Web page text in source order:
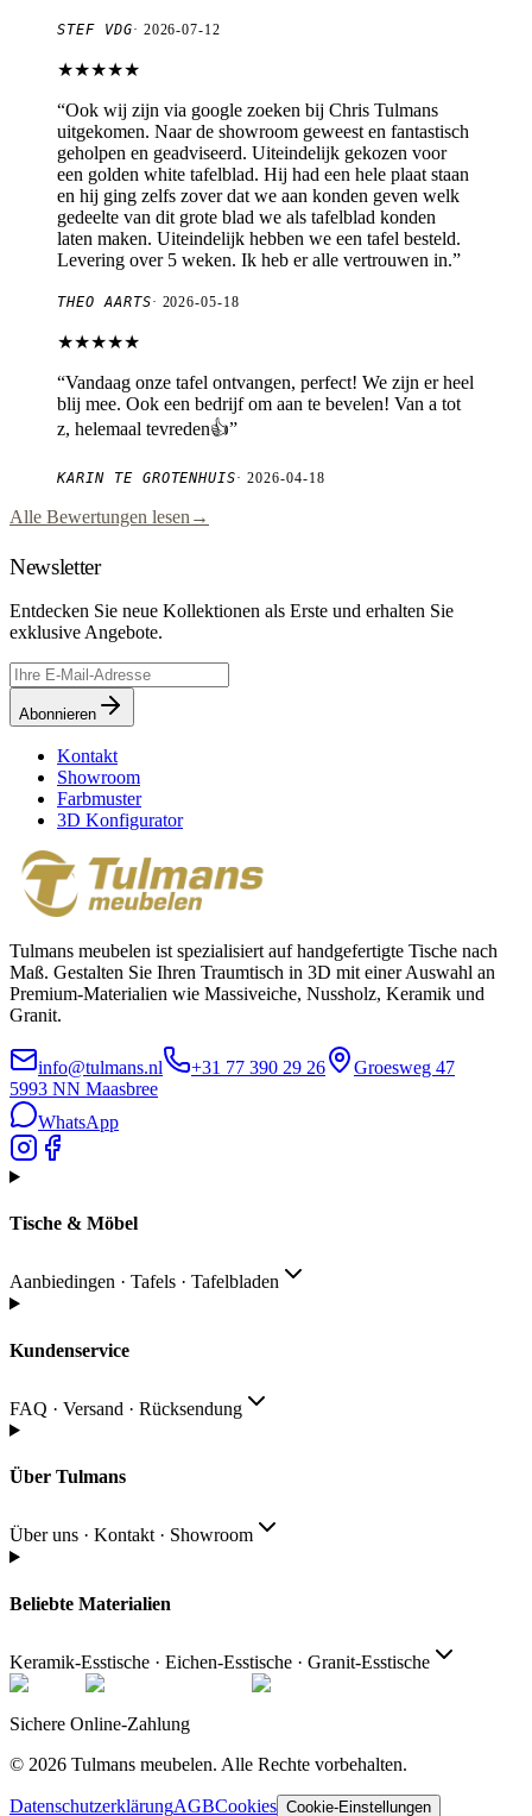
STEF VDG· 2026-07-12
★★★★★
“Ook wij zijn via google zoeken bij Chris Tulmans
uitgekomen. Naar de showroom geweest en fantastisch
geholpen en geadviseerd. Uiteindelijk gekozen voor
een golden white tafelblad. Hij had een hele plaat staan
en hij ging zelfs zover dat we aan konden geven welk
gedeelte van dit grote blad we als tafelblad konden
laten maken. Uiteindelijk hebben we een tafel besteld.
Levering over 5 weken. Ik heb er alle vertrouwen in.”
THEO AARTS· 2026-05-18
★★★★★
“Vandaag onze tafel ontvangen, perfect! We zijn er heel
blij mee. Ook een bedrijf om aan te bevelen! Van a tot
z, helemaal tevreden👍”
KARIN TE GROTENHUIS·2026-04-18
Alle Bewertungen lesen→
Newsletter
Entdecken Sie neue Kollektionen als Erste und erhalten Sie
exklusive Angebote.
Abonnieren
Kontakt
Showroom
Farbmuster
3D Konfigurator
Tulmans meubelen ist spezialisiert auf handgefertigte Tische nach
Maß. Gestalten Sie Ihren Traumtisch in 3D mit einer Auswahl an
Premium-Materialien wie Massiveiche, Nussholz, Keramik und
Granit.
info@tulmans.nl +31 77 390 29 26
Groesweg 47
5993 NN Maasbree
WhatsApp
Tische & Möbel
Aanbiedingen · Tafels · Tafelbladen
Kundenservice
FAQ · Versand · Rücksendung
Über Tulmans
Über uns · Kontakt · Showroom
Beliebte Materialien
Keramik-Esstische · Eichen-Esstische · Granit-Esstische
Sichere Online-Zahlung
© 2026 Tulmans meubelen. Alle Rechte vorbehalten.
DatenschutzerklärungAGBCookies Cookie-Einstellungen